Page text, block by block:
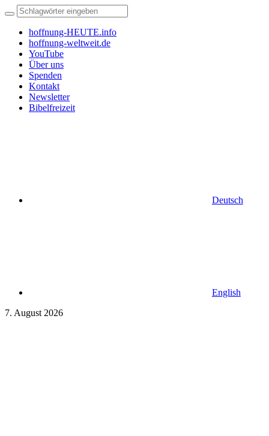
hoffnung-HEUTE.info
hoffnung-weltweit.de
YouTube
Über uns
Spenden
Kontakt
Newsletter
Bibelfreizeit
Deutsch
English
7. August 2026